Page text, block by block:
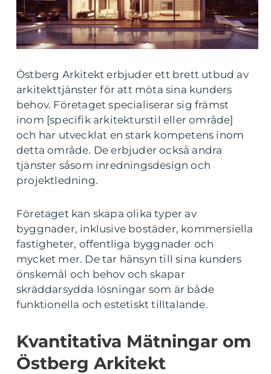
Östberg Arkitekt erbjuder ett brett utbud av
arkitekttjänster för att möta sina kunders
behov. Företaget specialiserar sig främst
inom [specifik arkitekturstil eller område]
och har utvecklat en stark kompetens inom
detta område. De erbjuder också andra
tjänster såsom inredningsdesign och
projektledning.
Företaget kan skapa olika typer av
byggnader, inklusive bostäder, kommersiella
fastigheter, offentliga byggnader och
mycket mer. De tar hänsyn till sina kunders
önskemål och behov och skapar
skräddarsydda lösningar som är både
funktionella och estetiskt tilltalande.
Kvantitativa Mätningar om
Östberg Arkitekt